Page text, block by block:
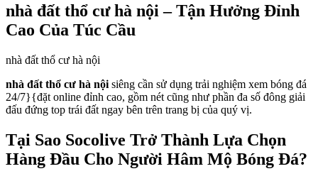
nhà đất thổ cư hà nội – Tận Hưởng Đỉnh
Cao Của Túc Cầu
nhà đất thổ cư hà nội
nhà đất thổ cư hà nội siêng cần sử dụng trải nghiệm xem bóng đá
24/7}{đặt online đỉnh cao, gồm nét cũng như phần đa số đông giải
đấu đứng top trái đất ngay bên trên trang bị của quý vị.
Tại Sao Socolive Trở Thành Lựa Chọn
Hàng Đầu Cho Người Hâm Mộ Bóng Đá?